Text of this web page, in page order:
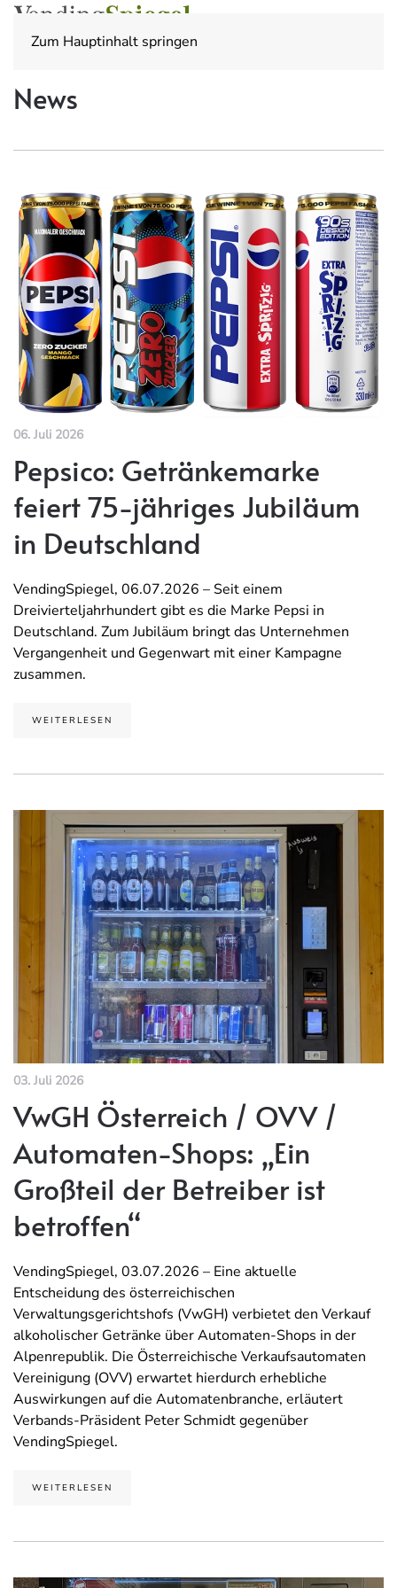
Zum Hauptinhalt springen
News
06. Juli 2026
Pepsico: Getränkemarke
feiert 75-jähriges Jubiläum
in Deutschland
VendingSpiegel, 06.07.2026 – Seit einem
Dreivierteljahrhundert gibt es die Marke Pepsi in
Deutschland. Zum Jubiläum bringt das Unternehmen
Vergangenheit und Gegenwart mit einer Kampagne
zusammen.
WEITERLESEN
03. Juli 2026
VwGH Österreich / OVV /
Automaten-Shops: „Ein
Großteil der Betreiber ist
betroffen“
VendingSpiegel, 03.07.2026 – Eine aktuelle
Entscheidung des österreichischen
Verwaltungsgerichtshofs (VwGH) verbietet den Verkauf
alkoholischer Getränke über Automaten-Shops in der
Alpenrepublik. Die Österreichische Verkaufsautomaten
Vereinigung (OVV) erwartet hierdurch erhebliche
Auswirkungen auf die Automatenbranche, erläutert
Verbands-Präsident Peter Schmidt gegenüber
VendingSpiegel.
WEITERLESEN